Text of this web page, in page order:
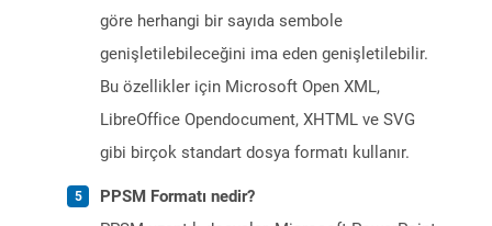
göre herhangi bir sayıda sembole
genişletilebileceğini ima eden genişletilebilir.
Bu özellikler için Microsoft Open XML,
LibreOffice Opendocument, XHTML ve SVG
gibi birçok standart dosya formatı kullanır.
PPSM Formatı nedir?